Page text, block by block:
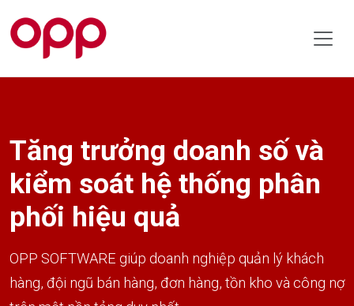
Tăng trưởng doanh số và
kiểm soát hệ thống phân
phối hiệu quả
OPP SOFTWARE giúp doanh nghiệp quản lý khách
hàng, đội ngũ bán hàng, đơn hàng, tồn kho và công nợ